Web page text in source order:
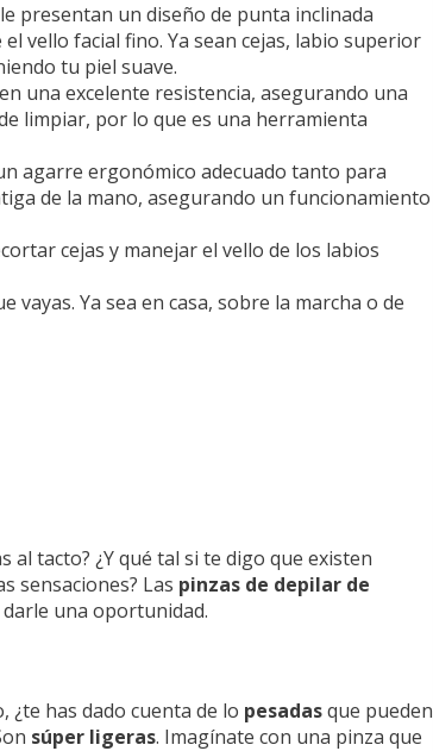
presentan un diseño de punta inclinada
vello facial fino. Ya sean cejas, labio superior
tu piel suave.
una excelente resistencia, asegurando una
limpiar, por lo que es una herramienta
agarre ergonómico adecuado tanto para
de la mano, asegurando un funcionamiento
cejas y manejar el vello de los labios
Ya sea en casa, sobre la marcha o de
tacto? ¿Y qué tal si te digo que existen
sensaciones? Las pinzas de depilar de
una oportunidad.
¿te has dado cuenta de lo pesadasque pueden
súper ligeras. Imagínate con una pinza que